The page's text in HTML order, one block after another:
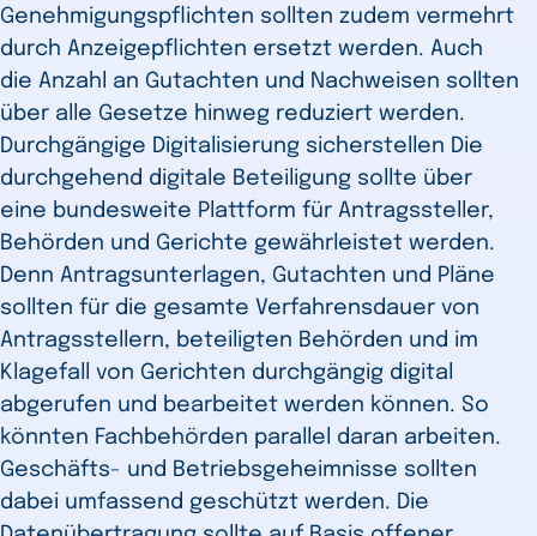
Genehmigungspflichten sollten zudem vermehrt
durch Anzeigepflichten ersetzt werden. Auch
die Anzahl an Gutachten und Nachweisen sollten
über alle Gesetze hinweg reduziert werden.
Durchgängige Digitalisierung sicherstellen Die
durchgehend digitale Beteiligung sollte über
eine bundesweite Plattform für Antragssteller,
Behörden und Gerichte gewährleistet werden.
Denn Antragsunterlagen, Gutachten und Pläne
sollten für die gesamte Verfahrensdauer von
Antragsstellern, beteiligten Behörden und im
Klagefall von Gerichten durchgängig digital
abgerufen und bearbeitet werden können. So
könnten Fachbehörden parallel daran arbeiten.
Geschäfts- und Betriebsgeheimnisse sollten
dabei umfassend geschützt werden. Die